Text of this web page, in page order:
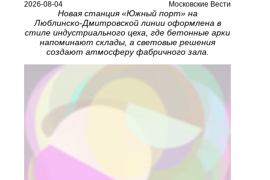
2026-08-04 Московские Вести
Новая станция «Южный порт» на
Люблинско‑Дмитровской линии оформлена в
стиле индустриального цеха, где бетонные арки
напоминают склады, а световые решения
создают атмосферу фабричного зала.